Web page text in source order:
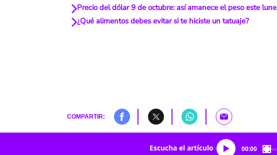
Precio del dólar 9 de octubre: así amanece el peso este
¿Qué alimentos debes evitar si te hiciste un tatuaje?
COMPARTIR:
Escucha el artículo 00:00